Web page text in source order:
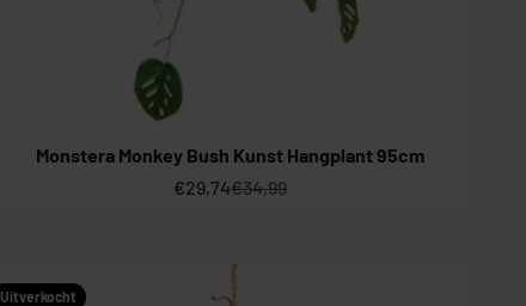
Monstera Monkey Bush Kunst Hangplant 95cm
Aanbiedingsprijs
€29,74Normale prijs
€34,99
Uitverkocht